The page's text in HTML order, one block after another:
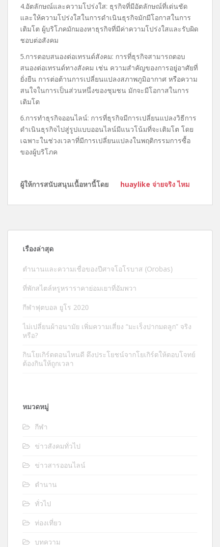
4.อัตลักษณ์และความโปร่งใส: ธุรกิจที่มีอัตลักษณ์ที่เด่นชัด
และให้ความโปร่งใสในการดำเนินธุรกิจมักมีโอกาสในการ
เติมโต ผู้บริโภคมักมองหาธุรกิจที่มีค่าความโปร่งใสและรับผิด
ชอบต่อสังคม
5.การตอบสนองต่อเทรนด์สังคม: การที่ธุรกิจสามารถตอบ
สนองต่อเทรนด์ทางสังคม เช่น ความสำคัญของการอยู่อาศัยที่
ยั่งยืน การต่อต้านการเปลี่ยนแปลงสภาพภูมิอากาศ หรือความ
สนใจในการเป็นส่วนหนึ่งของชุมชน มักจะมีโอกาสในการ
เติมโต
6.การทำธุรกิจออนไลน์: การที่ธุรกิจมีการเปลี่ยนแปลงวิธีการ
ดำเนินธุรกิจไปสู่รูปแบบออนไลน์มีแนวโน้มที่จะเติมโต โดย
เฉพาะในช่วงเวลาที่มีการเปลี่ยนแปลงในพฤติกรรมการซื้อ
ของผู้บริโภค
ผู้ให้การสนับสนุนเนื้อหานี้โดย huaylike จ่ายจริง ไหม
เรื่องล่าสุด
ตำนานและความเชื่อของปีศาจโอโรบาส (Orobas)
ที่พักสไตล์หรูหราราคาย่อมเยาที่อัมพวา
กีฬาฟุตบอล ยูโร 2020
ไม่เปลี่ยนผ้าอนามัย เพิ่มความเสี่ยง “มะเร็งปากมดลูก” จริง
หรือ?
กินโยเกิร์ตตอนไหนดี ดึงประโยชน์จากโยเกิร์ตให้ตอบโจทย์
ต้องกินให้ถูกเวลา
หมวดหมู่
กีฬา
ข่าวสังคมทั่วไป
ข่าวสารออนไลน์
ตำนาน
ทั่วไป
ท่องเที่ยว
บทความ